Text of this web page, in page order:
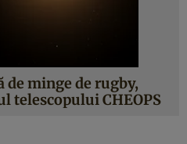
de minge de rugby,
telescopului CHEOPS